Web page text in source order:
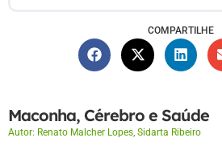
COMPARTILHE
Maconha, Cérebro e Saúde
Autor: Renato Malcher Lopes Sidarta Ribeiro